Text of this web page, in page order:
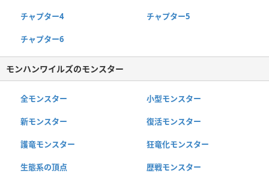
チャプター4 チャプター5
チャプター6
モンハンワイルズのモンスター
全モンスター 小型モンスター
新モンスター 復活モンスター
護竜モンスター 狂竜化モンスター
生態系の頂点 歴戦モンスター